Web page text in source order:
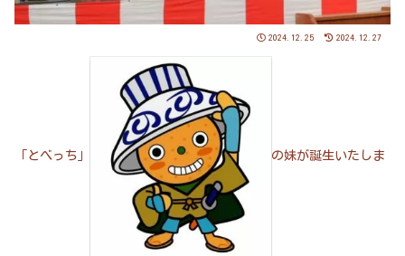
2024.12.25 2024.12.27
「とべっち」 の妹が誕生いたしま